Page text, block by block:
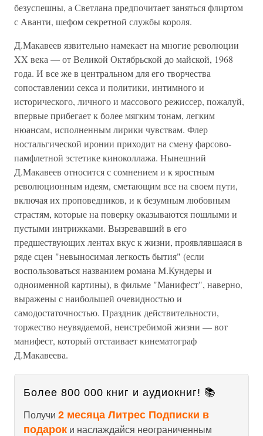
безуспешны, а Светлана предпочитает заняться флиртом
с Аванти, шефом секретной службы короля.
Д.Макавеев язвительно намекает на многие революции
XX века — от Великой Октябрьской до майской, 1968
года. И все же в центральном для его творчества
сопоставлении секса и политики, интимного и
исторического, личного и массового режиссер, пожалуй,
впервые прибегает к более мягким тонам, легким
нюансам, исполненным лирики чувствам. Флер
ностальгической иронии приходит на смену фарсово-
памфлетной эстетике киноколлажа. Нынешний
Д.Макавеев относится с сомнением и к яростным
революционным идеям, сметающим все на своем пути,
включая их проповедников, и к безумным любовным
страстям, которые на поверку оказываются пошлыми и
пустыми интрижками. Вызревавший в его
предшествующих лентах вкус к жизни, проявлявшаяся в
ряде сцен "невыносимая легкость бытия" (если
воспользоваться названием романа М.Кундеры и
одноименной картины), в фильме "Манифест", наверно,
выражены с наибольшей очевидностью и
самодостаточностью. Праздник действительности,
торжество неувядаемой, неистребимой жизни — вот
манифест, который отстаивает кинематограф
Д.Макавеева.
Более 800 000 книг и аудиокниг! 📚
Получи 2 месяца Литрес Подписки в
подарок и наслаждайся неограниченным